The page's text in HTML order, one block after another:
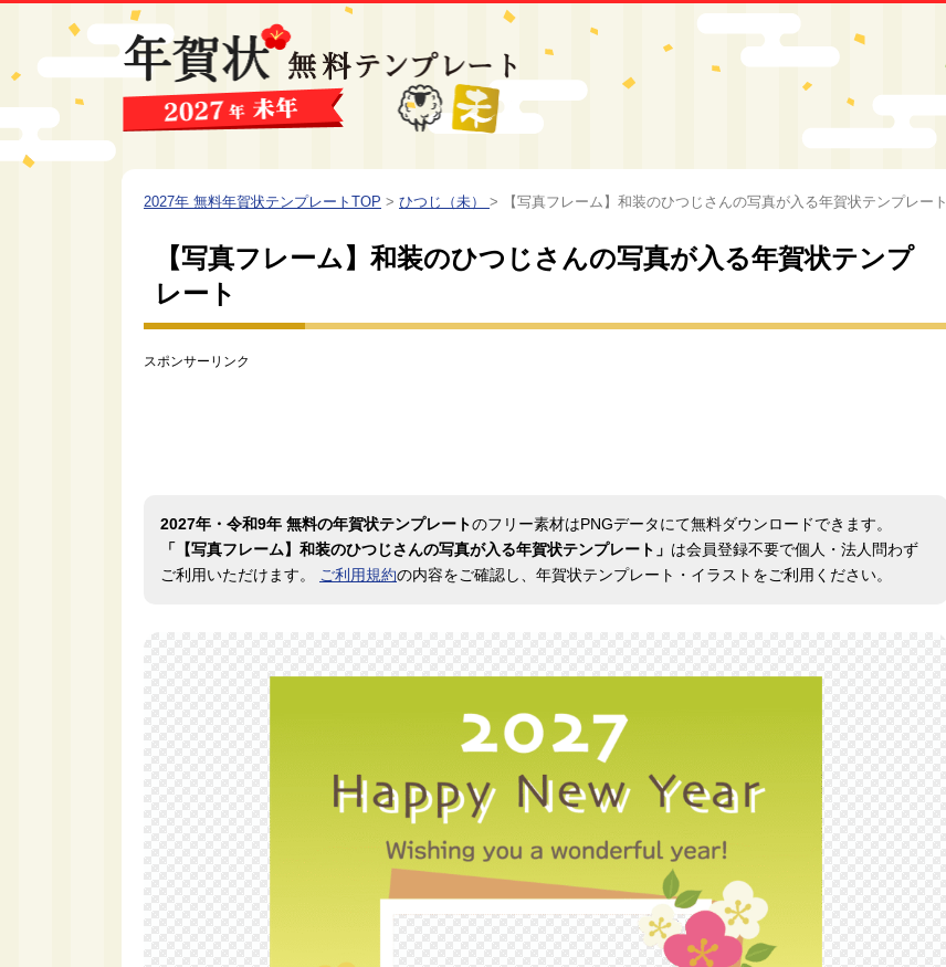
2027年 無料年賀状テンプレートTOP > ひつじ（未） > 【写真フレーム】和装のひつじさんの写真が入る年賀状テンプレート
【写真フレーム】和装のひつじさんの写真が入る年賀状テンプ
レート
スポンサーリンク
2027年・令和9年 無料の年賀状テンプレートのフリー素材はPNGデータにて無料ダウンロードできます。
「【写真フレーム】和装のひつじさんの写真が入る年賀状テンプレート」 は会員登録不要で個人・法人問わず
ご利用いただけます。
ご利用規約の内容をご確認し、年賀状テンプレート・イラストをご利用ください。